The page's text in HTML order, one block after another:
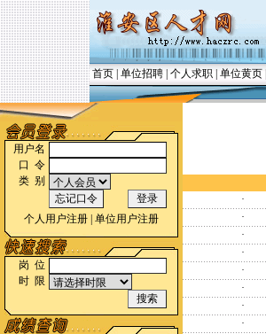
首页 单位招聘 个人求职 单位黄页
用户名
口 令
类 别
个人用户注册 单位用户注册
岗 位
时 限
·
·
·
·
·
·
·
·